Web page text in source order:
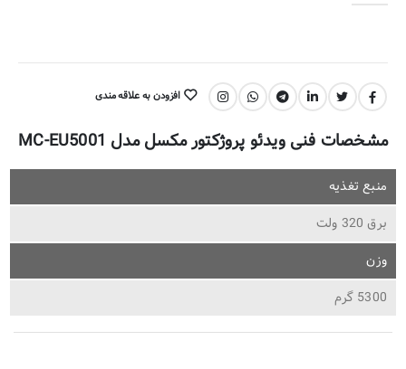
اشتراک گذاری: افزودن به علاقه مندی
مشخصات فنی ویدئو پروژکتور مکسل مدل MC-EU5001
منبع تغذیه
برق 320 ولت
وزن
5300 گرم